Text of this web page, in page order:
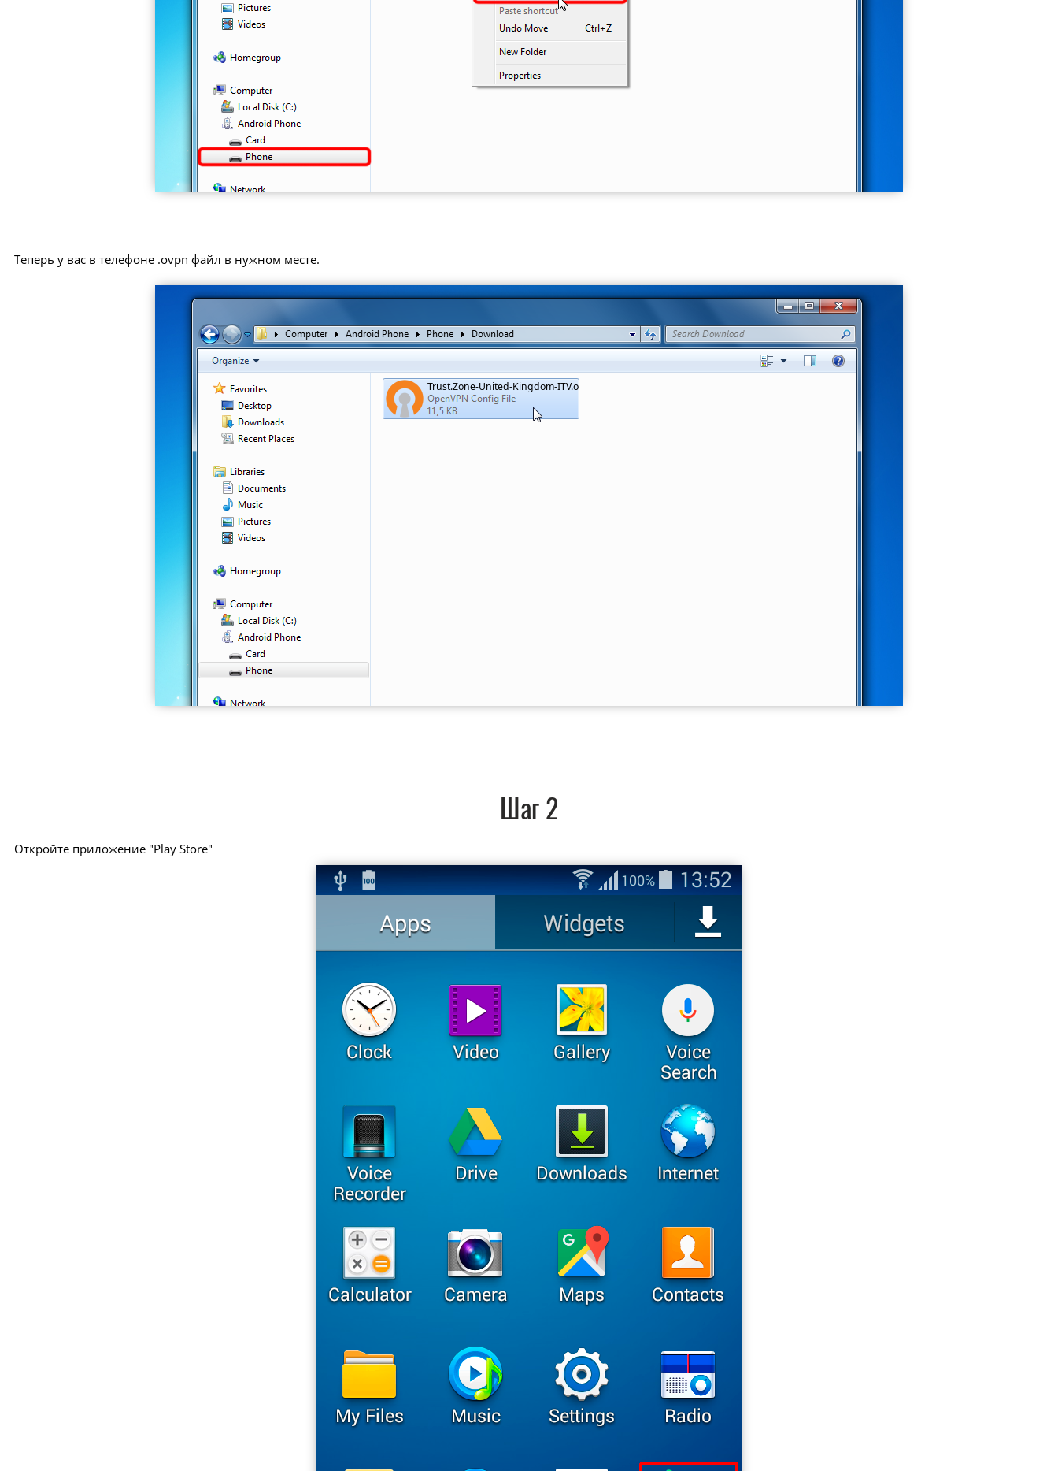
Теперь у вас в телефоне .ovpn файл в нужном месте.
Trust.Zone-United-Kingdom-ITV.ovpn
Шаг 2
Откройте приложение "Play Store"